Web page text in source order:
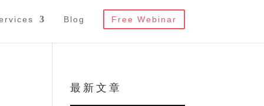
Blog Free Webinar
最 新 文 章